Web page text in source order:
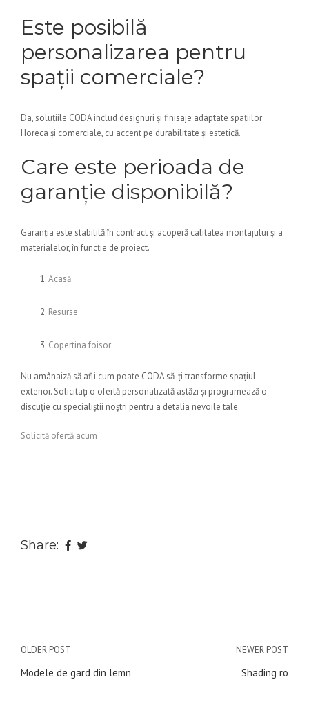
Este posibilă
personalizarea pentru
spații comerciale?
Da, soluțiile CODA includ designuri și finisaje adaptate spațiilor
Horeca și comerciale, cu accent pe durabilitate și estetică.
Care este perioada de
garanție disponibilă?
Garanția este stabilită în contract și acoperă calitatea montajului și a
materialelor, în funcție de proiect.
Acasă
Resurse
Copertina foisor
Nu amânaiză să afli cum poate CODA să-ți transforme spațiul
exterior. Solicitați o ofertă personalizată astăzi și programează o
discuție cu specialiștii noștri pentru a detalia nevoile tale.
Solicită ofertă acum
Share:
Navigare
în
OLDER POST
Modele de gard din lemn
NEWER POST
Shading ro